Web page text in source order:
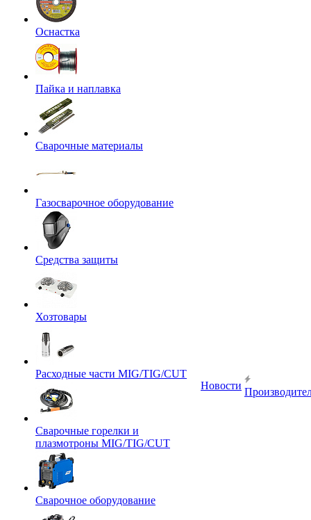
Оснастка
Пайка и наплавка
Сварочные материалы
Газосварочное оборудование
Средства защиты
Хозтовары
Расходные части MIG/TIG/CUT
Сварочные горелки и
плазмотроны MIG/TIG/CUT
Сварочное оборудование
Новости